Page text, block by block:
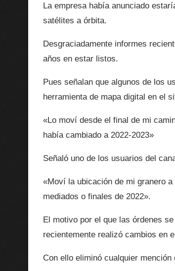
La empresa había anunciado
satélites a órbita.
Desgraciadamente informes
años en estar listos.
Pues señalan que algunos de los
herramienta de mapa digital en el
«Lo moví desde el final de mi
había cambiado a 2022-2023»
Señaló uno de los usuarios del
«Moví la ubicación de mi granero
mediados o finales de 2022».
El motivo por el que las órdenes
recientemente realizó cambios en
Con ello eliminó cualquier